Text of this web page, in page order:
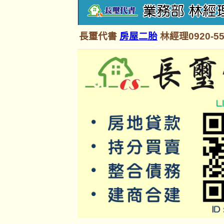
長璽代書 房屋二胎 林經理0920-